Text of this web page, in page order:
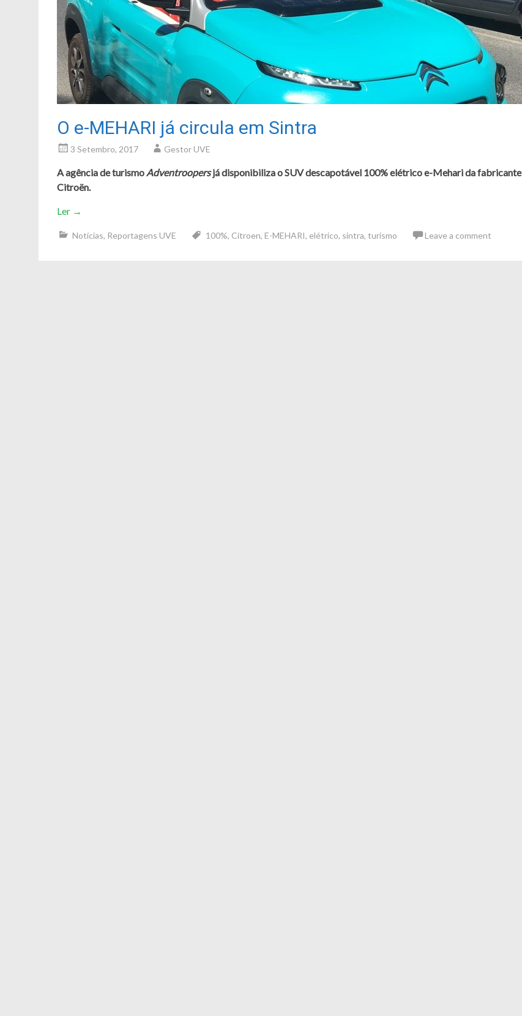
O e-MEHARI já circula em Sintra
3 Setembro, 2017 Gestor UVE
A agência de turismoAdventroopersjá disponibiliza o SUV descapotável 100% elétrico e-Mehari da fabricante
Citroën.
Ler →
Notícias, Reportagens UVE 100%, Citroen, E-MEHARI, elétrico, sintra, turismo Leave a comment